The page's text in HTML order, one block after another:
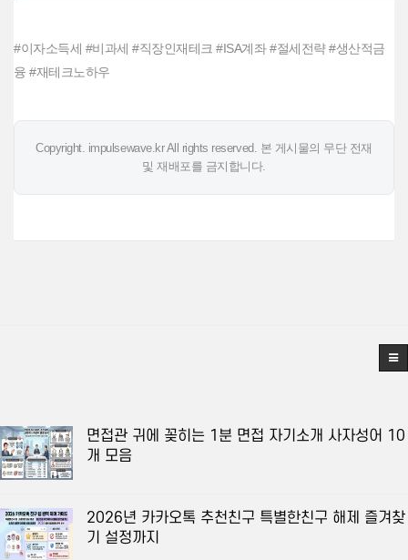
#이자소득세 #비과세 #직장인재테크 #ISA계좌 #절세전략 #생산적금
융 #재테크노하우
Copyright. impulsewave.kr All rights reserved. 본 게시물의 무단 전재
및 재배포를 금지합니다.
면접관 귀에 꽂히는 1분 면접 자기소개 사자성어 10
개 모음
2026년 카카오톡 추천친구 특별한친구 해제 즐겨찾
기 설정까지